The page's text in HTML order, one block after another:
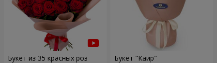
Букет из 35 красных роз Букет "Каир"